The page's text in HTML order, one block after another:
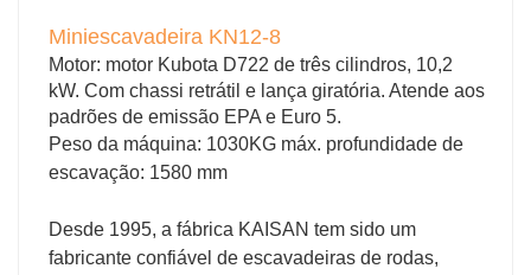
Para distribuidor
Forneceremos serviços de garantia de
qualidade para seus produtos durante o período
de garantia do produto.
Miniescavadeira KN12-8
Motor: motor Kubota D722 de três cilindros, 10,2
kW. Com chassi retrátil e lança giratória. Atende aos
padrões de emissão EPA e Euro 5.
Peso da máquina: 1030KG máx. profundidade de
escavação: 1580 mm
Desde 1995, a fábrica KAISAN tem sido um
fabricante confiável de escavadeiras de rodas,